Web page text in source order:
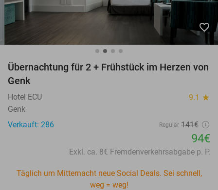
10+ Millionen Mitglieder
favorite_border
Übernachtung für 2 + Frühstück im Herzen von
Genk
Hotel ECU 9.1 star
Genk
Verkauft: 286
Regulär 141€
94€
Exkl. ca. 8€ Fremdenverkehrsabgabe p. P.
Täglich um Mitternacht neue Social Deals. Sei schnell,
weg = weg!